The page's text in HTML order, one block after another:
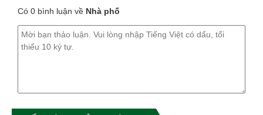
Có 0 bình luận về Nhà phố